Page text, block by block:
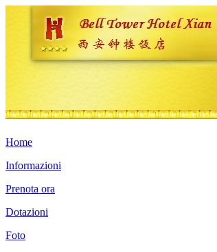
Home
Informazioni
Prenota ora
Dotazioni
Foto